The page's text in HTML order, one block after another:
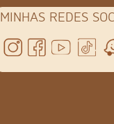
MINHAS REDES